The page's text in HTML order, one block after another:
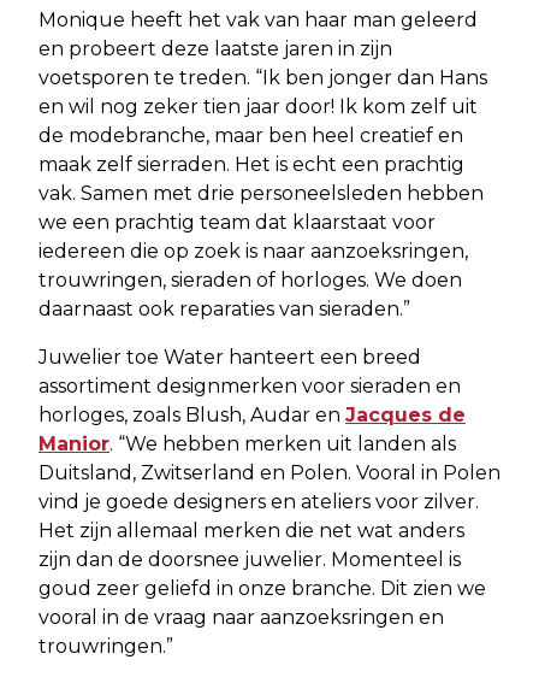
Monique heeft het vak van haar man geleerd
en probeert deze laatste jaren in zijn
voetsporen te treden. “Ik ben jonger dan Hans
en wil nog zeker tien jaar door! Ik kom zelf uit
de modebranche, maar ben heel creatief en
maak zelf sierraden. Het is echt een prachtig
vak. Samen met drie personeelsleden hebben
we een prachtig team dat klaarstaat voor
iedereen die op zoek is naar aanzoeksringen,
trouwringen, sieraden of horloges. We doen
daarnaast ook reparaties van sieraden.”
Juwelier toe Water hanteert een breed
assortiment designmerken voor sieraden en
horloges, zoals Blush, Audar en Jacques de
Manior. “We hebben merken uit landen als
Duitsland, Zwitserland en Polen. Vooral in Polen
vind je goede designers en ateliers voor zilver.
Het zijn allemaal merken die net wat anders
zijn dan de doorsnee juwelier. Momenteel is
goud zeer geliefd in onze branche. Dit zien we
vooral in de vraag naar aanzoeksringen en
trouwringen.”